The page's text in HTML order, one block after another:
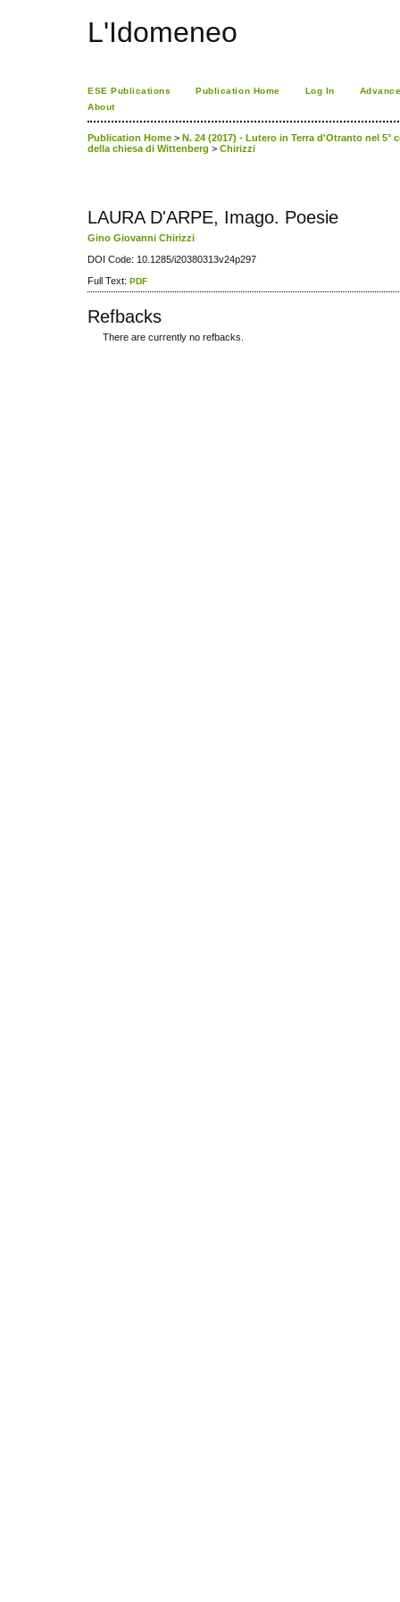
L'Idomeneo
ESE Publications Publication Home Log In
About
Publication Home > N. 24 (2017) - Lutero in Terra d'Otranto nel
della chiesa di Wittenberg > Chirizzi
LAURA D'ARPE, Imago. Poesie
Gino Giovanni Chirizzi
DOI Code: 10.1285/i20380313v24p297
Full Text: PDF
Refbacks
There are currently no refbacks.